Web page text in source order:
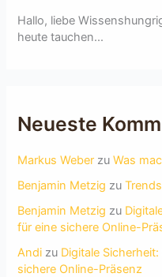
Hallo, liebe
heute tauchen...
Neueste
Markus Weber zuWas
Benjamin Metzig zu
Benjamin Metzig zu
für eine sichere Online-
Andi zu Digitale
sichere Online-Präsenz